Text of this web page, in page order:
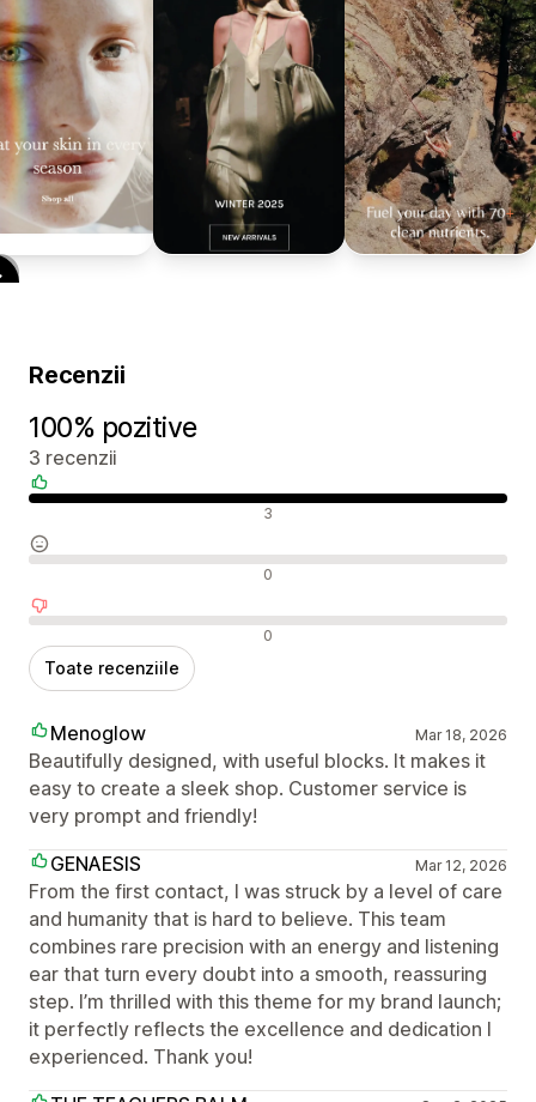
Recenzii
100% pozitive
3 recenzii
3
0
0
Toate recenziile
Menoglow Mar 18, 2026
Beautifully designed, with useful blocks. It makes it
easy to create a sleek shop. Customer service is
very prompt and friendly!
GENAESIS
Mar 12, 2026
From the first contact, I was struck by a level of care
and humanity that is hard to believe. This team
combines rare precision with an energy and listening
ear that turn every doubt into a smooth, reassuring
step. I’m thrilled with this theme for my brand launch;
it perfectly reflects the excellence and dedication I
experienced. Thank you!